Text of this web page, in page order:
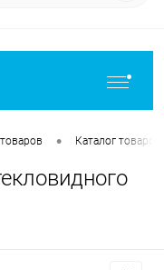
• Каталог товаров